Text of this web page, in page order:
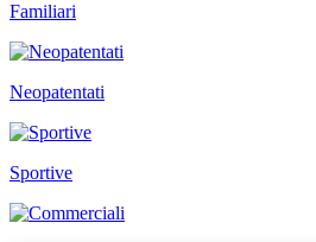
Familiari
Neopatentati
Sportive